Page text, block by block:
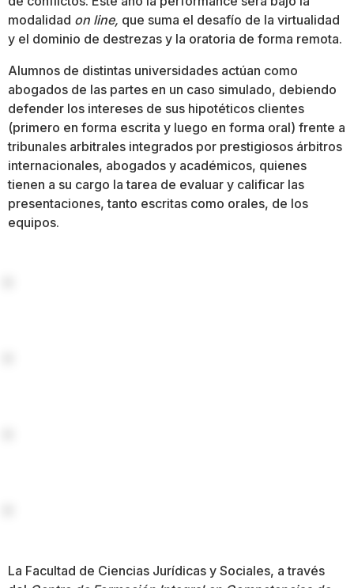
modalidad on line, que suma el desafío de la virtualidad
y el dominio de destrezas y la oratoria de forma remota.
Alumnos de distintas universidades actúan como
abogados de las partes en un caso simulado, debiendo
defender los intereses de sus hipotéticos clientes
(primero en forma escrita y luego en forma oral) frente a
tribunales arbitrales integrados por prestigiosos árbitros
internacionales, abogados y académicos, quienes
tienen a su cargo la tarea de evaluar y calificar las
presentaciones, tanto escritas como orales, de los
equipos.
La Facultad de Ciencias Jurídicas y Sociales, a través